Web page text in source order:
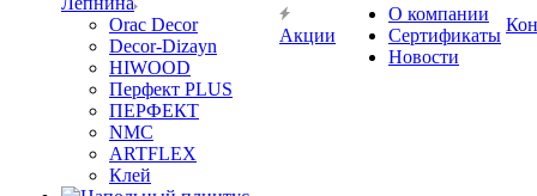
Orac Decor
Decor-Dizayn
HIWOOD
Перфект PLUS
ПЕРФЕКТ
NMC
ARTFLEX
Клей
Акции
О компании
Сертификаты
Новости